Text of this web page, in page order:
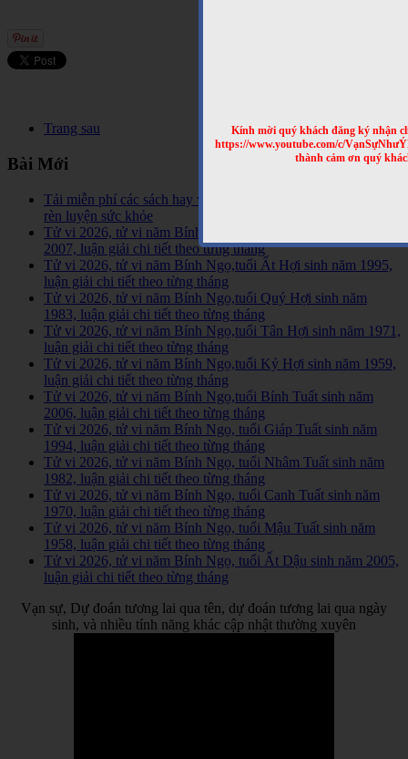
Kính mời quý khách đăng ký nhận
https://www.youtube.com/c/
thành cảm ơn quý
Trang sau
Bài Mới
Tải miễn phí các sách hay về tinh hoa võ học trên Thế Giới,
rèn luyện sức khỏe
Tử vi 2026, tử vi năm Bính Ngọ,tuổi Đinh Hợi sinh năm
2007, luận giải chi tiết theo từng tháng
Tử vi 2026, tử vi năm Bính Ngọ,tuổi Ất Hợi sinh năm 1995,
luận giải chi tiết theo từng tháng
Tử vi 2026, tử vi năm Bính Ngọ,tuổi Quý Hợi sinh năm
1983, luận giải chi tiết theo từng tháng
Tử vi 2026, tử vi năm Bính Ngọ,tuổi Tân Hợi sinh năm 1971,
luận giải chi tiết theo từng tháng
Tử vi 2026, tử vi năm Bính Ngọ,tuổi Kỷ Hợi sinh năm 1959,
luận giải chi tiết theo từng tháng
Tử vi 2026, tử vi năm Bính Ngọ,tuổi Bính Tuất sinh năm
2006, luận giải chi tiết theo từng tháng
Tử vi 2026, tử vi năm Bính Ngọ, tuổi Giáp Tuất sinh năm
1994, luận giải chi tiết theo từng tháng
Tử vi 2026, tử vi năm Bính Ngọ, tuổi Nhâm Tuất sinh năm
1982, luận giải chi tiết theo từng tháng
Tử vi 2026, tử vi năm Bính Ngọ, tuổi Canh Tuất sinh năm
1970, luận giải chi tiết theo từng tháng
Tử vi 2026, tử vi năm Bính Ngọ, tuổi Mậu Tuất sinh năm
1958, luận giải chi tiết theo từng tháng
Tử vi 2026, tử vi năm Bính Ngọ, tuổi Ất Dậu sinh năm 2005,
luận giải chi tiết theo từng tháng
Vạn sự, Dự đoán tương lai qua tên, dự đoán tương lai qua ngày
sinh, và nhiều tính năng khác cập nhật thường xuyên